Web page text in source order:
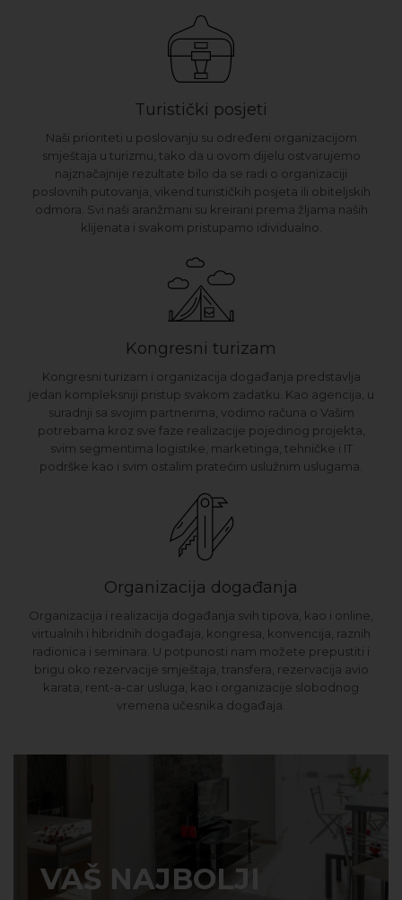
Turistički posjeti
Naši prioriteti u poslovanju su određeni organizacijom
smještaja u turizmu, tako da u ovom dijelu ostvarujemo
najznačajnije rezultate bilo da se radi o organizaciji
poslovnih putovanja, vikend turističkih posjeta ili obiteljskih
odmora. Svi naši aranžmani su kreirani prema žljama naših
klijenata i svakom pristupamo idividualno.
Kongresni turizam
Kongresni turizam i organizacija događanja predstavlja
jedan kompleksniji pristup svakom zadatku. Kao agencija, u
suradnji sa svojim partnerima, vodimo računa o Vašim
potrebama kroz sve faze realizacije pojedinog projekta,
svim segmentima logistike, marketinga, tehničke i IT
podrške kao i svim ostalim pratećim uslužnim uslugama.
Organizacija događanja
Organizacija i realizacija događanja svih tipova, kao i online,
virtualnih i hibridnih događaja, kongresa, konvencija, raznih
radionica i seminara. U potpunosti nam možete prepustiti i
brigu oko rezervacije smještaja, transfera, rezervacija avio
karata, rent-a-car usluga, kao i organizacije slobodnog
vremena učesnika događaja.
VAŠ NAJBOLJI